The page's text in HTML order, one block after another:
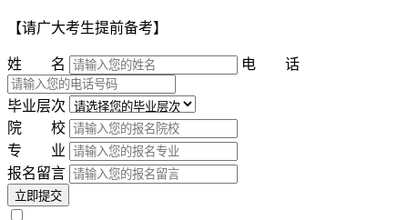
【请广大考生提前备考】
姓 名 电 话
毕业层次
院 校
专 业
报名留言
立即提交